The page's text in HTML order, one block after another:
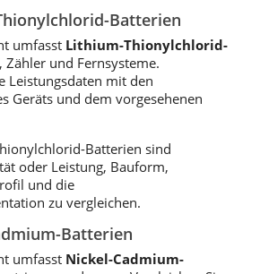
Batterien
umfasst Lithium-Thionylchlorid-
Zähler und Fernsysteme.
Leistungsdaten mit den
Geräts und dem vorgesehenen
Batterien sind
oder Leistung, Bauform,
und die
zu vergleichen.
Batterien
umfasst Nickel-Cadmium-